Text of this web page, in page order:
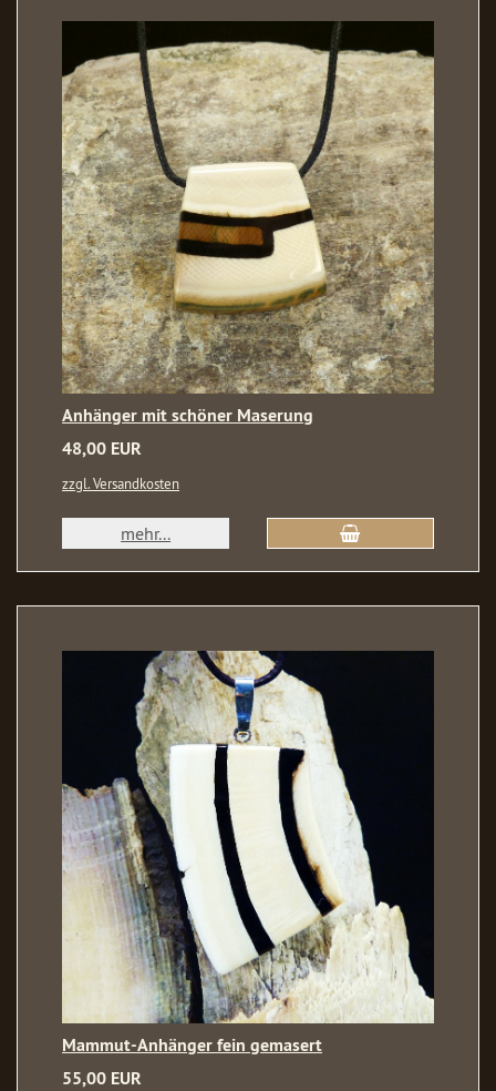
Anhänger mit schöner Maserung
48,00 EUR
zzgl. Versandkosten
mehr...
Mammut-Anhänger fein gemasert
55,00 EUR